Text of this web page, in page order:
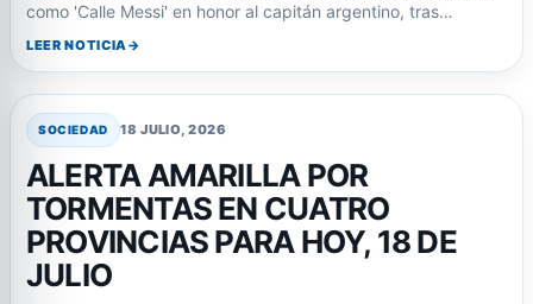
como 'Calle Messi' en honor al capitán argentino, tras…
LEER NOTICIA
SOCIEDAD 18 JULIO, 2026
ALERTA AMARILLA POR
TORMENTAS EN CUATRO
PROVINCIAS PARA HOY, 18 DE
JULIO